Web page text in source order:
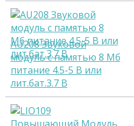
AU208 Звуковой
модуль с памятью 8 Мб
питание 4.5-5 В или
лит.бат.3.7 В